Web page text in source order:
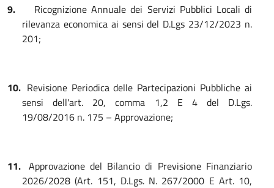
9.
Ricognizione Annuale dei Servizi Pubblici Locali di
rilevanza economica ai sensi del D.Lgs 23/12/2023 n.
201;
10. Revisione Periodica delle Partecipazioni Pubbliche ai
sensi dell'art. 20, comma 1,2 E 4 del D.Lgs.
19/08/2016 n. 175 – Approvazione;
11. Approvazione del Bilancio di Previsione Finanziario
2026/2028 (Art. 151, D.Lgs. N. 267/2000 E Art. 10,